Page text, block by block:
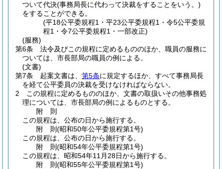
ついて代決(事務局長に代わって決裁をすることをいう。)
をすることができる。
(平18公平委規程1・平23公平委規程1・令5公平委規
程1・令7公平委規程1・一部改正)
(服務)
第6条
法令及びこの規程に定めるもののほか、職員の服務に
ついては、市長部局の職員の例による。
(文書)
第7条
起案文書は、 第5条に規定するほか、すべて事務局長
を経て公平委員の決裁を受けなければならない。
2
この規程に定めるもののほか、文書の取扱いその他事務処
理については、市長部局の例によるものとする。
附 則
この規程は、公布の日から施行する。
附 則(昭和50年公平委規程第1号)
この規程は、公布の日から施行する。
附 則(昭和54年公平委規程第1号)
この規程は、昭和54年11月28日から施行する。
附 則(昭和55年公平委規程第1号)